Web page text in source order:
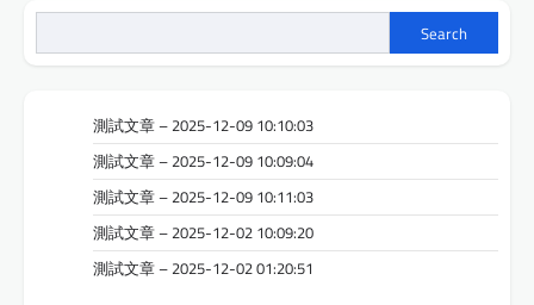
Search
測試文章 – 2025-12-09 10:10:03
測試文章 – 2025-12-09 10:09:04
測試文章 – 2025-12-09 10:11:03
測試文章 – 2025-12-02 10:09:20
測試文章 – 2025-12-02 01:20:51